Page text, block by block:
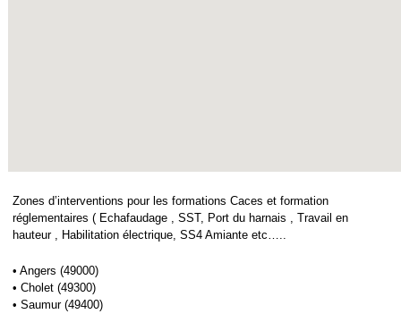
Zones d’interventions pour les formations Caces et formation
réglementaires ( Echafaudage , SST, Port du harnais , Travail en
hauteur , Habilitation électrique, SS4 Amiante etc…..
• Angers (49000)
• Cholet (49300)
• Saumur (49400)